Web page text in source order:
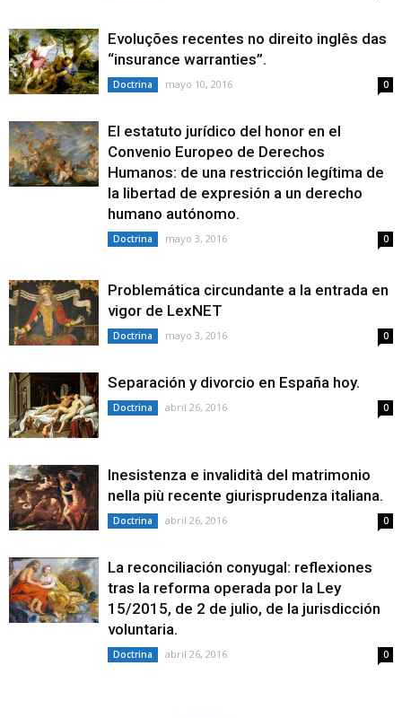
Evoluções recentes no direito inglês das
“insurance warranties”.
Doctrina mayo 10, 2016 0
El estatuto jurídico del honor en el
Convenio Europeo de Derechos
Humanos: de una restricción legítima de
la libertad de expresión a un derecho
humano autónomo.
Doctrina mayo 3, 2016 0
Problemática circundante a la entrada en
vigor de LexNET
Doctrina mayo 3, 2016 0
Separación y divorcio en España hoy.
Doctrina abril 26, 2016 0
Inesistenza e invalidità del matrimonio
nella più recente giurisprudenza italiana.
Doctrina abril 26, 2016 0
La reconciliación conyugal: reflexiones
tras la reforma operada por la Ley
15/2015, de 2 de julio, de la jurisdicción
voluntaria.
Doctrina abril 26, 2016 0